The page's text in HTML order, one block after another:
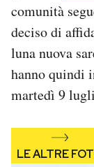
comunità
deciso di
luna nuova
hanno quindi
martedì 9